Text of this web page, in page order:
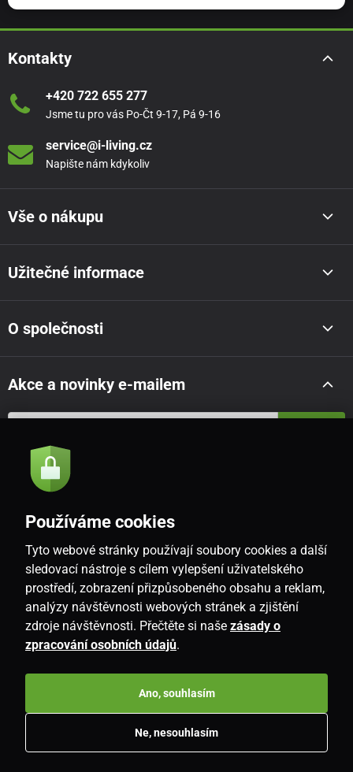
Kontakty
+420 722 655 277
Jsme tu pro vás Po-Čt 9-17, Pá 9-16
service@i-living.cz
Napište nám kdykoliv
Vše o nákupu
Užitečné informace
O společnosti
Akce a novinky e-mailem
Souhlasím se
CZ
www.i-living.cz. Všechna práva vyhrazena.
Používáme cookies
Tyto webové stránky používají soubory cookies a další
sledovací nástroje s cílem vylepšení uživatelského
prostředí, zobrazení přizpůsobeného obsahu a reklam,
analýzy návštěvnosti webových stránek a zjištění
zdroje návštěvnosti. Přečtěte si naše zásady o
zpracování osobních údajů.
Ne, nesouhlasím
Ano, souhlasím